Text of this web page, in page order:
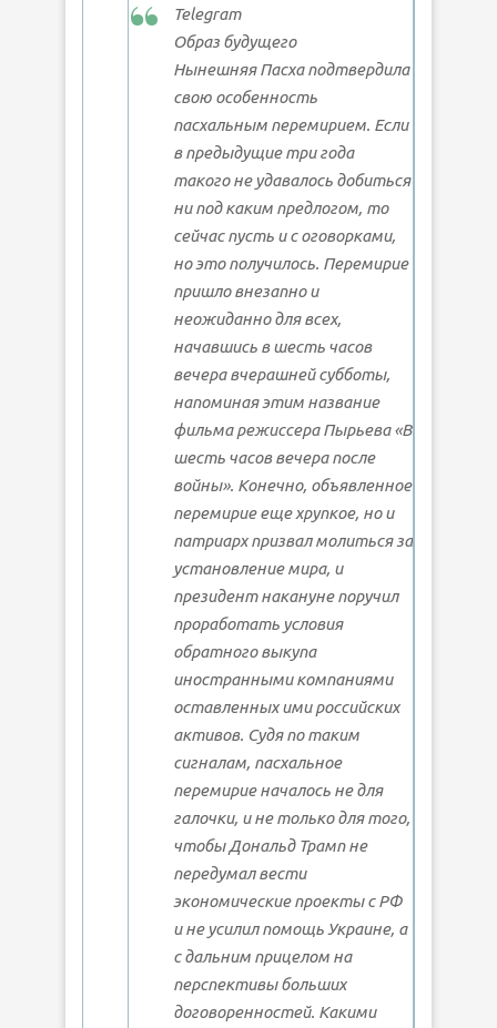
Telegram
Образ будущего
Нынешняя Пасха подтвердила
свою особенность
пасхальным перемирием. Если
в предыдущие три года
такого не удавалось добиться
ни под каким предлогом, то
сейчас пусть и с оговорками,
но это получилось. Перемирие
пришло внезапно и
неожиданно для всех,
начавшись в шесть часов
вечера вчерашней субботы,
напоминая этим название
фильма режиссера Пырьева «В
шесть часов вечера после
войны». Конечно, объявленное
перемирие еще хрупкое, но и
патриарх призвал молиться за
установление мира, и
президент накануне поручил
проработать условия
обратного выкупа
иностранными компаниями
оставленных ими российских
активов. Судя по таким
сигналам, пасхальное
перемирие началось не для
галочки, и не только для того,
чтобы Дональд Трамп не
передумал вести
экономические проекты с РФ
и не усилил помощь Украине, а
с дальним прицелом на
перспективы больших
договоренностей. Какими